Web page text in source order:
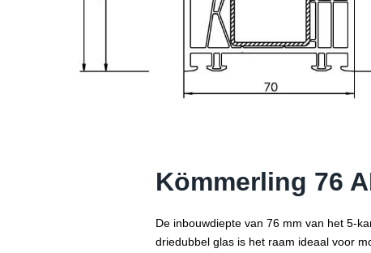
Kömmerling 76
De inbouwdiepte van 76 mm van het 5-
driedubbel glas is het raam ideaal voor